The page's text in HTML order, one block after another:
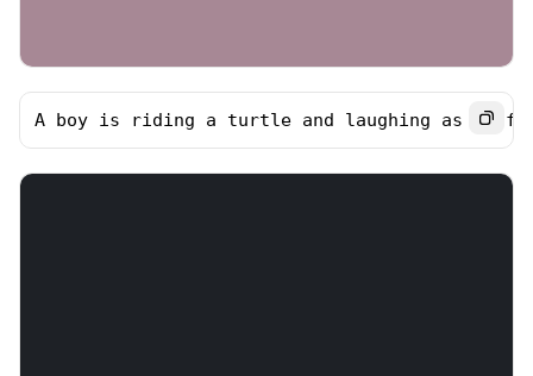
A boy is riding a turtle and laughing as he